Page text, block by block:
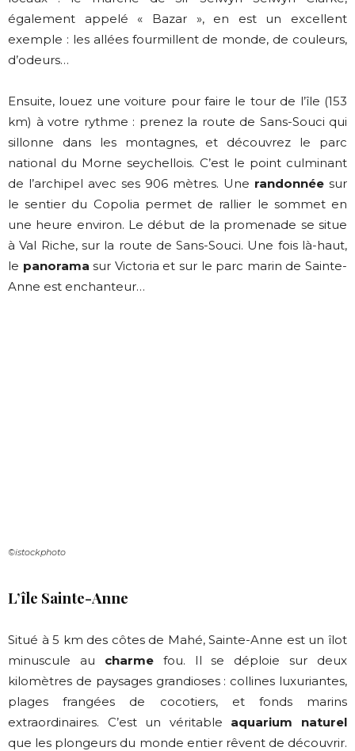
également appelé « Bazar », en est un excellent
exemple : les allées fourmillent de monde, de couleurs,
d’odeurs…
Ensuite, louez une voiture pour faire le tour de l’île (153
km) à votre rythme : prenez la route de Sans-Souci qui
sillonne dans les montagnes, et découvrez le parc
national du Morne seychellois. C’est le point culminant
de l’archipel avec ses 906 mètres. Une randonnée sur
le sentier du Copolia permet de rallier le sommet en
une heure environ. Le début de la promenade se situe
à Val Riche, sur la route de Sans-Souci. Une fois là-haut,
le panorama sur Victoria et sur le parc marin de Sainte-
Anne est enchanteur…
©istockphoto
L’île Sainte-Anne
Situé à 5 km des côtes de Mahé, Sainte-Anne est un îlot
minuscule au charmefou. Il se déploie sur deux
kilomètres de paysages grandioses : collines luxuriantes,
plages frangées de cocotiers, et fonds marins
extraordinaires. C’est un véritable aquarium naturel
que les plongeurs du monde entier rêvent de découvrir.